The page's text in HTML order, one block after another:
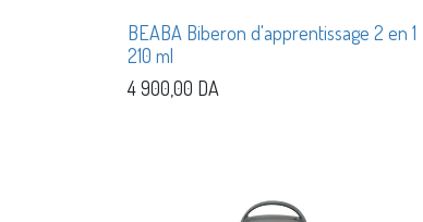
BEABA Biberon d'apprentissage 2 en 1
210 ml
4 900,00 DA